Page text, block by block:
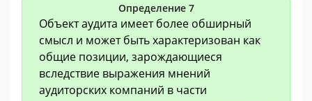
Определение 7
Объект аудита имеет более обширный
смысл и может быть характеризован как
общие позиции, зарождающиеся
вследствие выражения мнений
аудиторских компаний в части